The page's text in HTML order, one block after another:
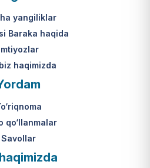
2024-yil 31-maydagi
qilinishi 10 ish
oshiriladi.
помощи
по
в перечень
жилищно-
лиц,
yangiliklar
Baraka haqida
Imtiyozlar
haqimizda
qo‘llanmalar
Savollar